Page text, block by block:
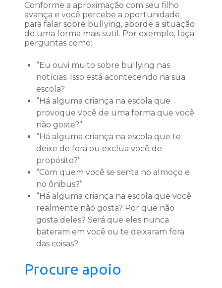
Conforme a aproximação com seu filho
avança e você percebe a oportunidade
para falar sobre bullying, aborde a situação
de uma forma mais sutil. Por exemplo, faça
perguntas como:
“Eu ouvi muito sobre bullying nas
notícias. Isso está acontecendo na sua
escola?
“Há alguma criança na escola que
provoque você de uma forma que você
não goste?”
“Há alguma criança na escola que te
deixe de fora ou exclua você de
propósito?”
“Com quem você se senta no almoço e
no ônibus?”
“Há alguma criança na escola que você
realmente não gosta? Por que não
gosta deles? Será que eles nunca
bateram em você ou te deixaram fora
das coisas?
Procure apoio